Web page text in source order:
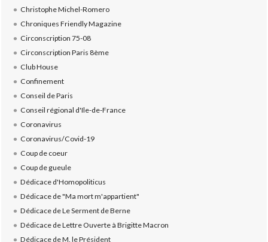
Christophe Michel-Romero
Chroniques Friendly Magazine
Circonscription 75-08
Circonscription Paris 8ème
Club House
Confinement
Conseil de Paris
Conseil régional d'Ile-de-France
Coronavirus
Coronavirus/Covid-19
Coup de coeur
Coup de gueule
Dédicace d'Homopoliticus
Dédicace de "Ma mort m'appartient"
Dédicace de Le Serment de Berne
Dédicace de Lettre Ouverte à Brigitte Macron
Dédicace de M. le Président